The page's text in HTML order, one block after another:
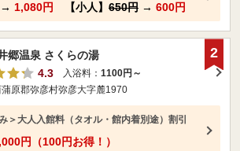
→ 1,080円 【小人】 650円 → 600円
郷温泉 さくらの湯
4.3
入浴料： 1100円～
原郡弥彦村弥彦大字麓1970
＞大人入館料（タオル・館内着別途）割引
円（100円お得！）
2